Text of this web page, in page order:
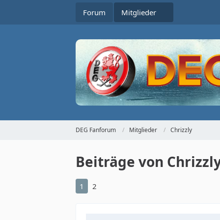
Forum Mitglieder
DEG Fanforum Mitglieder Chrizzly
Beiträge von
1 2